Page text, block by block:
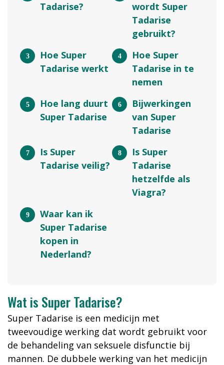
Tadarise?
wordt Super
Tadarise
gebruikt?
Hoe Super
Tadarise werkt
Hoe Super
Tadarise in te
nemen
Hoe lang duurt
Super Tadarise
Bijwerkingen
van Super
Tadarise
Is Super
Tadarise veilig?
Is Super
Tadarise
hetzelfde als
Viagra?
Waar kan ik
Super Tadarise
kopen in
Nederland?
Wat is Super Tadarise?
Super Tadarise is een medicijn met
tweevoudige werking dat wordt gebruikt voor
de behandeling van seksuele disfunctie bij
mannen. De dubbele werking van het medicijn